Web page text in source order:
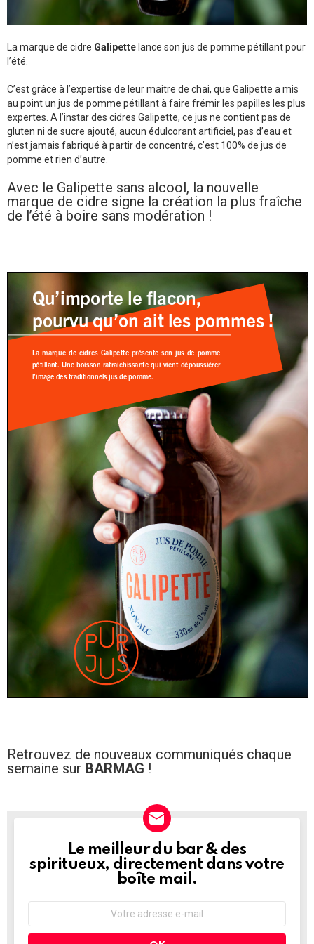
La marque de cidre Galipette lance son jus de pomme pétillant pour
l’été.
C’est grâce à l’expertise de leur maitre de chai, que Galipette a mis
au point un jus de pomme pétillant à faire frémir les papilles les plus
expertes. A l’instar des cidres Galipette, ce jus ne contient pas de
gluten ni de sucre ajouté, aucun édulcorant artificiel, pas d’eau et
n’est jamais fabriqué à partir de concentré, c’est 100% de jus de
pomme et rien d’autre.
Avec le Galipette sans alcool, la nouvelle
marque de cidre signe la création la plus fraîche
de l’été à boire sans modération !
Retrouvez de nouveaux communiqués chaque
semaine sur BARMAG !
NEWSLETTER
Le meilleur du bar & des
spiritueux, directement dans votre
boîte mail.
mail